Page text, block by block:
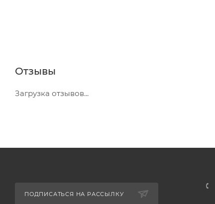
Отзывы
Загрузка отзывов...
ПОДПИСАТЬСЯ НА РАССЫЛКУ